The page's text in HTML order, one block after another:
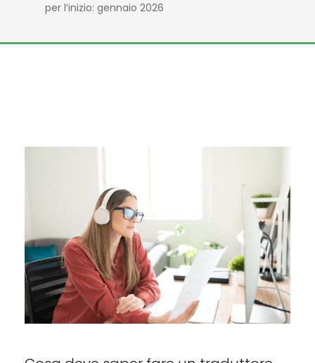
per l’inizio: gennaio 2026